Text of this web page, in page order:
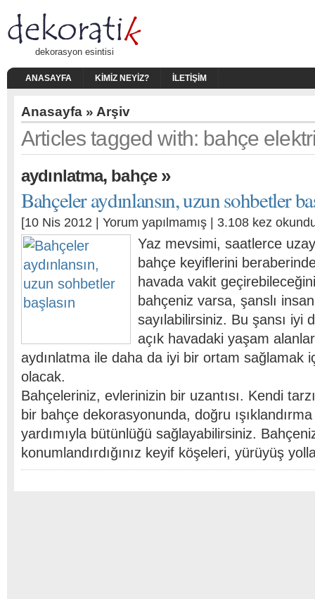
dekorasyon esintisi
ANASAYFA KIMIZ NEYIZ? İLETIŞIM
Anasayfa » Arşiv
Articles tagged with: bahçe
aydınlatma, bahçe»
Bahçeler aydınlansın, uzun sohbetler
[10 Nis 2012 | Yorum yapılmamış | 3.108 kez
Yaz mevsimi, saatlerce
bahçe keyiflerini
havada vakit
bahçeniz varsa, şanslı
sayılabilirsiniz. Bu şansı iyi
açık havadaki yaşam
aydınlatma ile daha da iyi bir ortam sağlamak
olacak.
Bahçeleriniz, evlerinizin bir uzantısı. Kendi
bir bahçe dekorasyonunda, doğru
yardımıyla bütünlüğü sağlayabilirsiniz.
konumlandırdığınız keyif köşeleri, yürüyüş